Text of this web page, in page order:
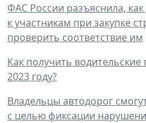
ФАС России разъяснила,
к участникам при закупке
проверить соответствие им
Как получить
2023 году?
Владельцы автодорог
с целью фиксации